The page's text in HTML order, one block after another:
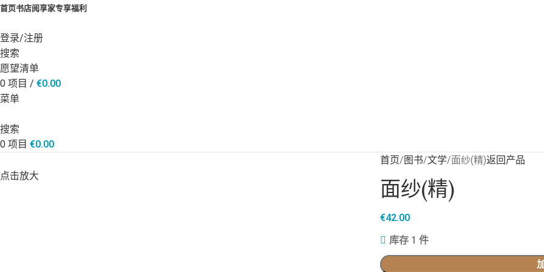
首页书店阅享家专享福利
登录/注册
搜索
愿望清单
0 项目 / €0.00
菜单
搜索
0 项目 €0.00
点击放大
首页 图书 文学 面纱(精)返回产品
面纱(精)
€42.00
库存 1 件